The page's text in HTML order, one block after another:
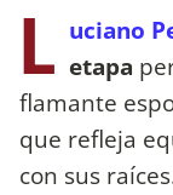
L uciano
etapa
flamante
que refleja
con sus